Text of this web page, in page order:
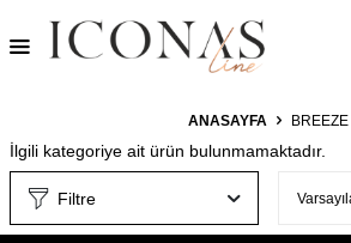
ANASAYFA BREEZE
İlgili kategoriye ait ürün bulunmamaktadır.
Filtre